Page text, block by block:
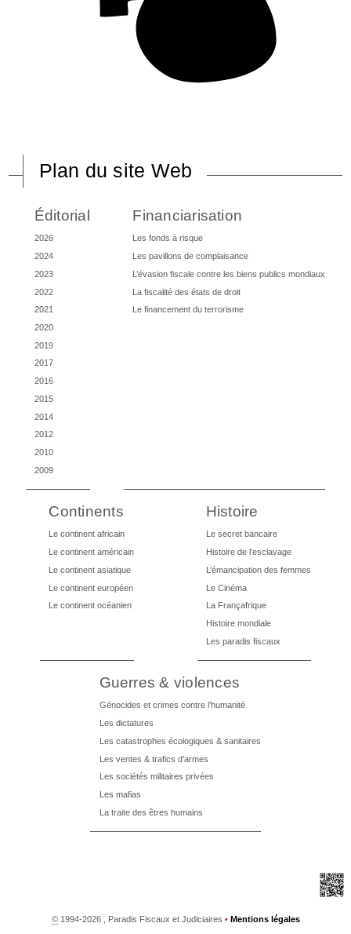
Plan du site Web
Éditorial
2026
2024
2023
2022
2021
2020
2019
2017
2016
2015
2014
2012
2010
2009
Financiarisation
Les fonds à risque
Les pavillons de complaisance
L’évasion fiscale contre les biens publics mondiaux
La fiscalité des états de droit
Le financement du terrorisme
Continents
Le continent africain
Le continent américain
Le continent asiatique
Le continent européen
Le continent océanien
Histoire
Le secret bancaire
Histoire de l’esclavage
L’émancipation des femmes
Le Cinéma
La Françafrique
Histoire mondiale
Les paradis fiscaux
Guerres & violences
Génocides et crimes contre l’humanité
Les dictatures
Les catastrophes écologiques & sanitaires
Les ventes & trafics d’armes
Les sociétés militaires privées
Les mafias
La traite des êtres humains
©1994-2026 , Paradis Fiscaux et Judiciaires • Mentions légales